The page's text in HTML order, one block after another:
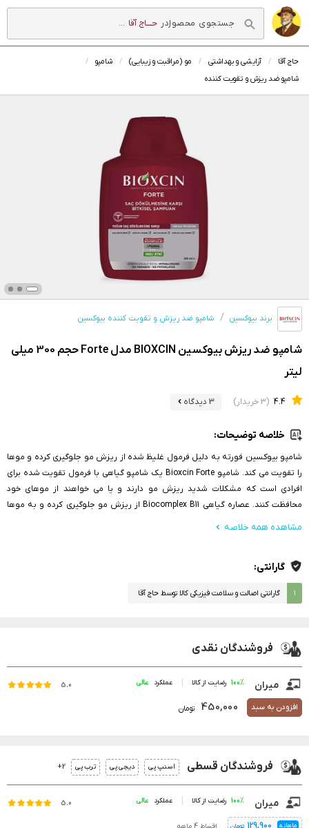
در حــــاج آقا ...
حاج آقا آرایشی و بهداشتی مو (مراقبت و زیبایی)
شامپو
شامپو ضد ریزش و تقویت کننده
برند بیوکسین شامپو ضد ریزش و تقویت کننده بیوکسین
شامپو ضد ریزش بیوکسین BIOXCIN مدل Forte حجم 300 میلی
لیتر
4.4 (3 خریدار) 3 دیدگاه
خلاصه توضیحات:
شامپو بیوکسین فورته به دلیل فرمول غلیظ شده از ریزش مو جلوگیری کرده و موها
را تقویت می کند. شامپو Bioxcin Forte یک شامپو گیاهی با فرمول تقویت شده برای
افرادی است که مشکلات شدید ریزش مو دارند و یا می خواهند از موهای خود
محافظت کنند. عصاره گیاهی Biocomplex B11 از ریزش مو جلوگیری کرده و به موها
مشاهده همه خلاصه
گارانتی:
۱ گارانتی اصالت و سلامت فیزیکی کالا توسط حاج آقا
فروشندگان نقدی
میران 5.0 100% رضایت از کالا عملکرد
افزودن به سبد تومان 450,000
فروشندگان قسطی اسنپ پی دیجی پی ترب پی 2+
میران 5.0 100% رضایت از کالا عملکرد
ماهانه